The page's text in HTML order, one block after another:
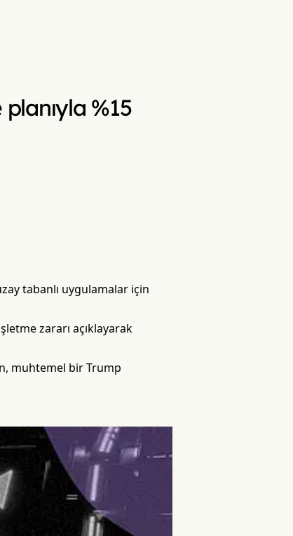
%15
tabanlı uygulamalar için
zararı açıklayarak
muhtemel bir Trump